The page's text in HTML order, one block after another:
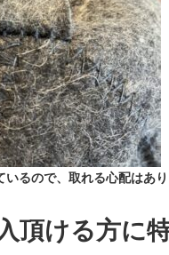
いるので、取れる心配はあ
頂ける方に